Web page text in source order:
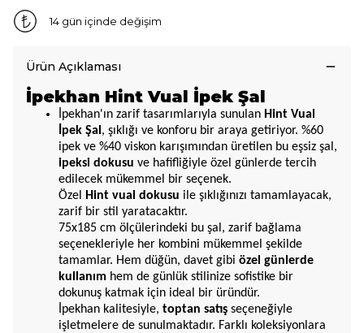
14 gün içinde değişim
Ürün Açıklaması
İpekhan Hint Vual İpek Şal
İpekhan'ın zarif tasarımlarıyla sunulan Hint Vual
İpek Şal , şıklığı ve konforu bir araya getiriyor. %60
ipek ve %40 viskon karışımından üretilen bu eşsiz şal,
ipeksi dokusu ve hafifliğiyle özel günlerde tercih
edilecek mükemmel bir seçenek.
Özel
Hint vual dokusu ile şıklığınızı tamamlayacak,
zarif bir stil yaratacaktır.
75x185 cm ölçülerindeki bu şal, zarif bağlama
seçenekleriyle her kombini mükemmel şekilde
tamamlar. Hem düğün, davet gibi özel günlerde
kullanım hem de günlük stilinize sofistike bir
dokunuş katmak için ideal bir üründür.
İpekhan kalitesiyle, toptan satış seçeneğiyle
işletmelere de sunulmaktadır. Farklı koleksiyonlara